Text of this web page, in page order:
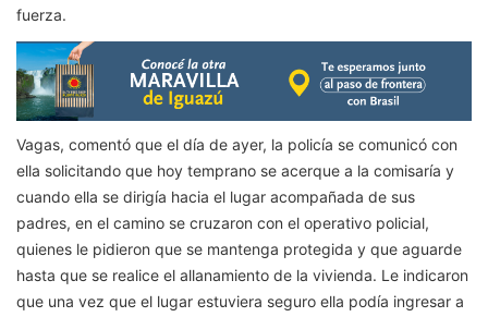
fuerza.
Vagas, comentó que el día de ayer, la policía se comunicó con
ella solicitando que hoy temprano se acerque a la comisaría y
cuando ella se dirigía hacia el lugar acompañada de sus
padres, en el camino se cruzaron con el operativo policial,
quienes le pidieron que se mantenga protegida y que aguarde
hasta que se realice el allanamiento de la vivienda. Le indicaron
que una vez que el lugar estuviera seguro ella podía ingresar a